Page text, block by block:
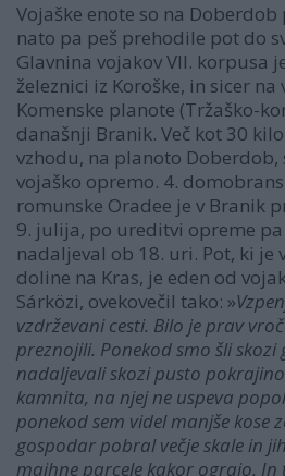
Vojaške enote so na
nato pa peš prehodile pot do
Glavnina vojakov VII. korpusa
železnici iz Koroške, in sicer na
Komenske planote (Tržaško-
današnji Branik. Več kot 30
vzhodu, na planoto Doberdob,
vojaško opremo. 4.
romunske Oradee je v Branik
9. julija, po ureditvi opreme
nadaljeval ob 18. uri. Pot, ki je
doline na Kras, je eden od
Sárközi, ovekovečil tako: »
vzdrževani cesti. Bilo je prav
preznojili. Ponekod smo šli
nadaljevali skozi pusto
kamnita, na njej ne uspeva
ponekod sem videl manjše kose
gospodar pobral večje skale in
majhne parcele kakor ograjo. In